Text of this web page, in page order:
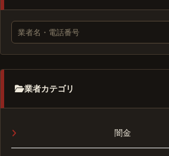
業者カテゴリ
闇金